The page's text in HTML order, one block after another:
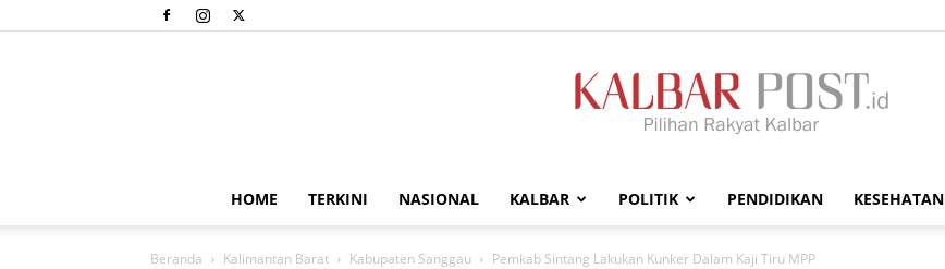
HOME TERKINI NASIONAL KALBAR POLITIK PENDIDIKAN KESEHATAN
Beranda Kalimantan Barat Kabupaten Sanggau Pemkab Sintang Lakukan Kunker Dalam Kaji Tiru MPP